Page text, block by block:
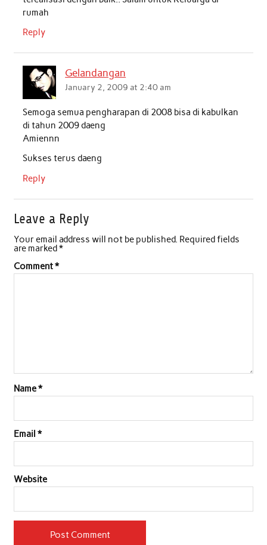
rumah
Reply
Gelandangan
January 2, 2009 at 2:40 am
Semoga semua pengharapan di 2008 bisa di kabulkan
di tahun 2009 daeng
Amiennn
Sukses terus daeng
Reply
Leave a Reply
Your email address will not be published. Required fields
are marked*
Comment*
Name*
Email *
Website